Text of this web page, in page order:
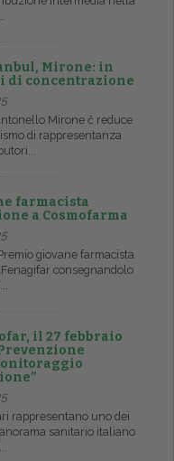
Mirone: in
di concentrazione
Mirone č reduce
di rappresentanza
farmacista
a Cosmofarma
giovane farmacista
consegnandolo
il 27 febbraio
rappresentano uno dei
sanitario italiano